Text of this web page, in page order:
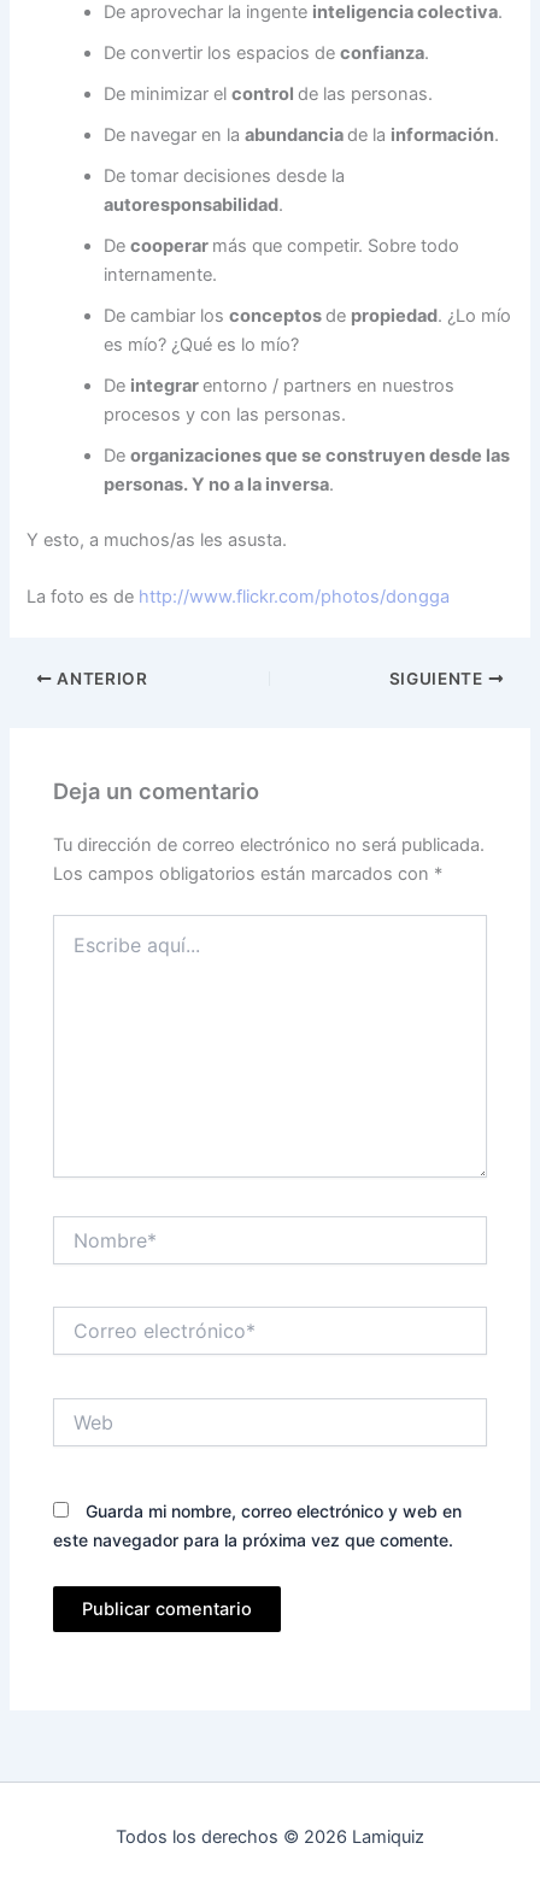
De aprovechar la ingente inteligencia colectiva.
De convertir los espacios deconfianza.
De minimizar elcontrolde las personas.
De navegar en laabundanciade la información.
De tomar decisiones desde la
autoresponsabilidad.
Decooperar más que competir. Sobre todo
internamente.
De cambiar losconceptosde propiedad. ¿Lo mío
es mío? ¿Qué es lo mío?
De integrarentorno / partners en nuestros
procesos y con las personas.
Deorganizaciones que se construyen desde las
personas. Y no a la inversa.
Y esto, a muchos/as les asusta.
La foto es de http://www.flickr.com/photos/dongga
ANTERIOR SIGUIENTE
Deja un comentario
Tu dirección de correo electrónico no será publicada.
Los campos obligatorios están marcados con *
aquí...
electrónico*
Guarda mi nombre, correo electrónico y web en
este navegador para la próxima vez que comente.
Todos los derechos © 2026 Lamiquiz